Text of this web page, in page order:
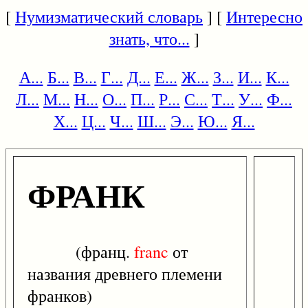
[Нумизматический словарь] [Интересно
знать, что... ]
А... Б... В... Г... Д... Е... Ж... З... И... К...
Л... М... Н... О... П... Р... С... Т... У... Ф...
Х... Ц... Ч... Ш... Э... Ю... Я...
ФРАНК
(франц. franc от
названия древнего племени
франков)